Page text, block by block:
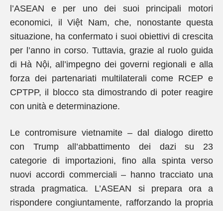
l’ASEAN e per uno dei suoi principali motori
economici, il Việt Nam, che, nonostante questa
situazione, ha confermato i suoi obiettivi di crescita
per l’anno in corso. Tuttavia, grazie al ruolo guida
di Hà Nội, all’impegno dei governi regionali e alla
forza dei partenariati multilaterali come RCEP e
CPTPP, il blocco sta dimostrando di poter reagire
con unità e determinazione.
Le contromisure vietnamite – dal dialogo diretto
con Trump all’abbattimento dei dazi su 23
categorie di importazioni, fino alla spinta verso
nuovi accordi commerciali – hanno tracciato una
strada pragmatica. L’ASEAN si prepara ora a
rispondere congiuntamente, rafforzando la propria